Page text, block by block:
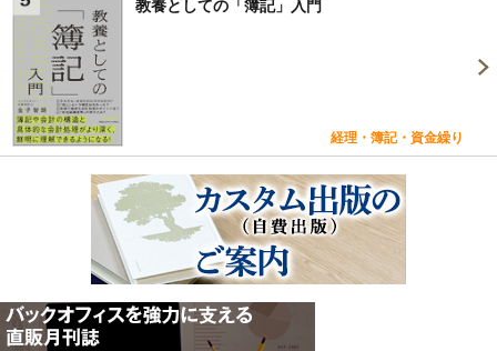
教養としての「簿記」入門
経理・簿記・資金繰り